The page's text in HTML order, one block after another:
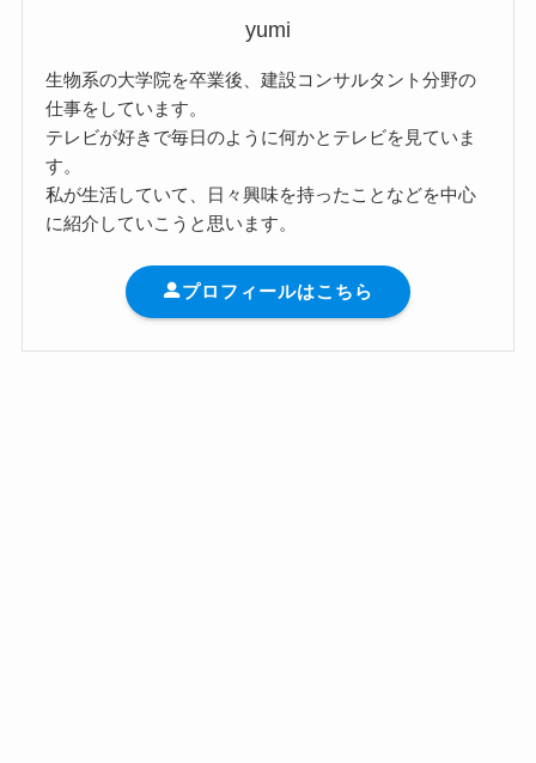
yumi
生物系の大学院を卒業後、建設コンサルタント分野の
仕事をしています。
テレビが好きで毎日のように何かとテレビを見ていま
す。
私が生活していて、日々興味を持ったことなどを中心
に紹介していこうと思います。
プロフィールはこちら